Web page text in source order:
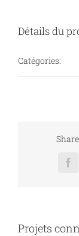
Détails du
Catégories:
Projets